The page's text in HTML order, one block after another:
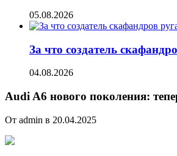
05.08.2026
За что создатель
04.08.2026
Audi A6 нового поколения:
От admin в 20.04.2025